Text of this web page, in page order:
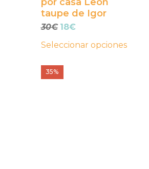
taupe de Igor
30€ El
original
18€El
actual
Seleccionar opciones
elegir
en
la
de
35%